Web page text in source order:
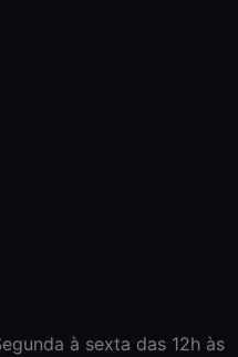
à sexta das 12h às